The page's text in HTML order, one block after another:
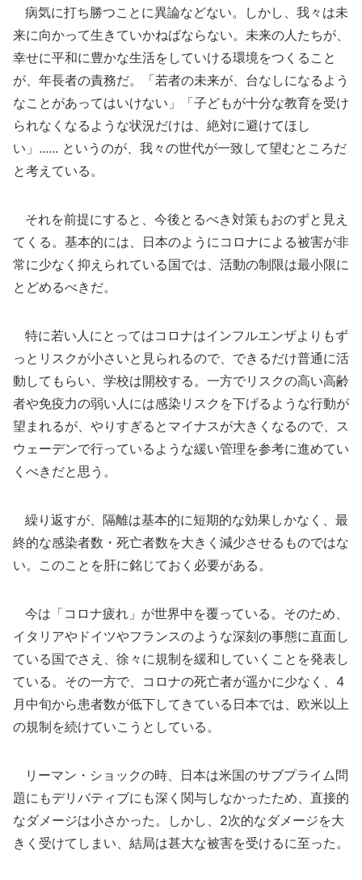
病気に打ち勝つことに異論などない。しかし、我々は未
来に向かって生きていかねばならない。未来の人たちが、
幸せに平和に豊かな生活をしていける環境をつくること
が、年長者の責務だ。「若者の未来が、台なしになるよう
なことがあってはいけない」「子どもが十分な教育を受け
られなくなるような状況だけは、絶対に避けてほし
い」...... というのが、我々の世代が一致して望むところだ
と考えている。
それを前提にすると、今後とるべき対策もおのずと見え
てくる。基本的には、日本のようにコロナによる被害が非
常に少なく抑えられている国では、活動の制限は最小限に
とどめるべきだ。
特に若い人にとってはコロナはインフルエンザよりもず
っとリスクが小さいと見られるので、できるだけ普通に活
動してもらい、学校は開校する。一方でリスクの高い高齢
者や免疫力の弱い人には感染リスクを下げるような行動が
望まれるが、やりすぎるとマイナスが大きくなるので、ス
ウェーデンで行っているような緩い管理を参考に進めてい
くべきだと思う。
繰り返すが、隔離は基本的に短期的な効果しかなく、最
終的な感染者数・死亡者数を大きく減少させるものではな
い。このことを肝に銘じておく必要がある。
今は「コロナ疲れ」が世界中を覆っている。そのため、
イタリアやドイツやフランスのような深刻の事態に直面し
ている国でさえ、徐々に規制を緩和していくことを発表し
ている。その一方で、コロナの死亡者が遥かに少なく、4
月中旬から患者数が低下してきている日本では、欧米以上
の規制を続けていこうとしている。
リーマン・ショックの時、日本は米国のサブプライム問
題にもデリバティブにも深く関与しなかったため、直接的
なダメージは小さかった。しかし、2次的なダメージを大
きく受けてしまい、結局は甚大な被害を受けるに至った。